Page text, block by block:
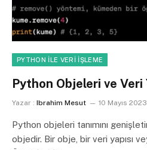
PYTHON ILE VERI İŞLEME
Python Objeleri ve Veri
Yazar : Ibrahim Mesut 10 Mayıs 2023
Python objeleri tanımını
objedir. Bir obje, bir veri yapısı